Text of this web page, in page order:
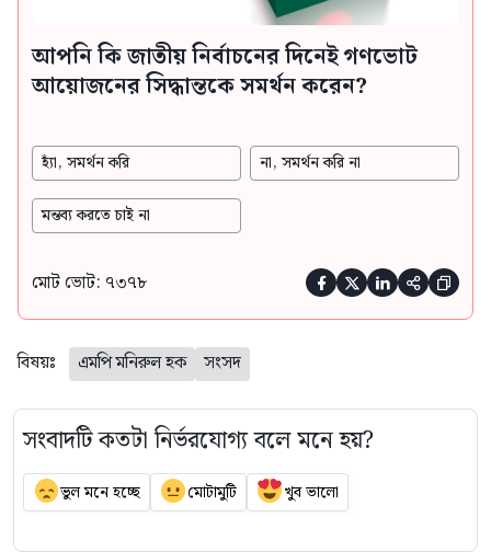
আপনি কি জাতীয় নির্বাচনের দিনেই গণভোট
আয়োজনের সিদ্ধান্তকে সমর্থন করেন?
হ্যাঁ, সমর্থন করি না, সমর্থন করি না
মন্তব্য করতে চাই না
মোট ভোট: ৭৩৭৮     
বিষয়ঃ এমপি মনিরুল হক সংসদ
সংবাদটি কতটা নির্ভরযোগ্য বলে মনে হয়?
ভুল মনে হচ্ছে মোটামুটি খুব ভালো